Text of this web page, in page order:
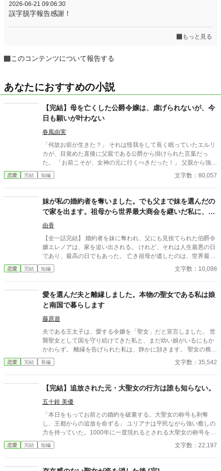
2026-06-21 09:06:30
誤字脱字報告感謝！
もっと見る
このコンテンツについて報告する
あなたにおすすめの小説
【完結】母を亡くした公爵令嬢は、虐げられないが、今
日も願いが叶わない
春風由実
「何故お前が生きた？」 それは怪我をして長く眠っていたエルリ
カが、目覚めた直後に父親である公爵から掛けられた言葉だっ
た。 「お前こそが、女神の元に行くべきだった！」 父親から強い
口調で詰られたエルリカ。 普通の令嬢は、ここで泣くか、その後
立ち直れなくなるという。 けれどエルリカは違った。 「あなたこ
父娘は、それぞれに絶縁を宣言した。 以来、母方の祖父母に引き
取られ、侯爵領で過ごしてきたエルリカ。 ところが公爵は、いつ
までもエルリカを除籍する手続きを実行しなかった。 おかげで名
ばかりの公爵令嬢のまま、エルリカが王都へと戻る日がやって来
てしまう──。 ◆2026.2.27完結しました◆ ※小説家になろうに
も掲載しています。 ※番外編については未定です。 王子視点や令
嬢視点、両親の昔話に、例の令息たちがどうなったか等々、話は
あるのですが、掲載せずにこのまま終わりにして皆様のご想像に
お任せする方がいいかと悩んでおります。
恋愛 完結 短編 文字数：80,057
妹が私の婚約者を奪いました。でも父まで妹を選んだの
で家を出ます。祖母から世界最大商会を継いだ私に、今
さら帰ってこいと言われても遅すぎます
由香
【全一話完結】 婚約者を妹に奪われ、父にも見捨てられた伯爵令
嬢エレノアは、家を追い出される。 けれど、それは人生最悪の日
であり、最高の日でもあった。 亡き祖母が遺したのは、世界最大
商会の会頭の座と莫大な財産。 商会を立て直し、世界中から称賛
される一方で、没落した家族と元婚約者は「戻ってきてほしい」
く未来です。」 もう二度と、その手は取りません。
恋愛 完結 短編 文字数：10,098
愛を選んだ夫と離縁しました。本物の聖女である私は娘
と南国で暮らします
藤原遊
夫である王太子は、愛する令嬢を「聖女」だと宣言しました。 世
襲聖女として国を守り続けてきた私と、まだ幼い娘がいるにもか
かわらず。 離縁を告げられた私は、静かに頷きます。 聖女の務め
も、王妃の座も、もう十分です。 本物の聖女がいなくなった国が
どうなるのか—— それは、私の知るところではありません。 娘を
た。 たとえ、今さら国が困り始めたとしても。
恋愛 完結 長編 文字数：35,542
【完結】追放された元・大聖女の行方は誰も知らない。
五十鈴 美優
「本日をもってお前との婚約を破棄する。大聖女の称号も剥奪
し、王都からの追放を命ずる」 ユリアナは平民ながら強い癒しの
力を持っていた。1000年に一度現れるとされる大聖女の称号を得
て、婚約者となった王子リッドと共に魔物討伐に邁進する日々を
送っていた。 だがリッドはユリアナを休ませることなく働かせ、
つ上級魔物が、王国北部に襲来する。 ユリアナは全力を尽くした
恋愛 完結 短編 文字数：22,197